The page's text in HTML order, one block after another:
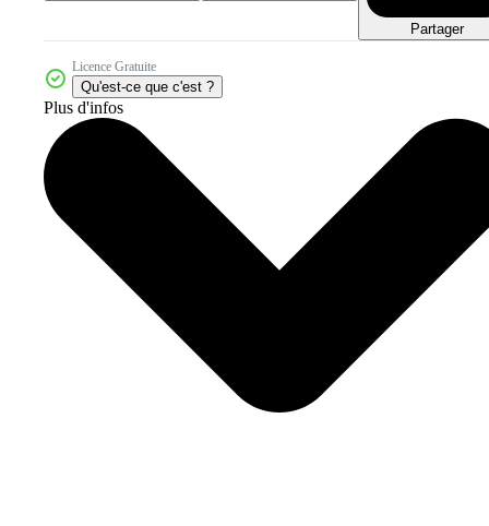
Partager
Licence Gratuite
Qu'est-ce que c'est ?
Plus d'infos